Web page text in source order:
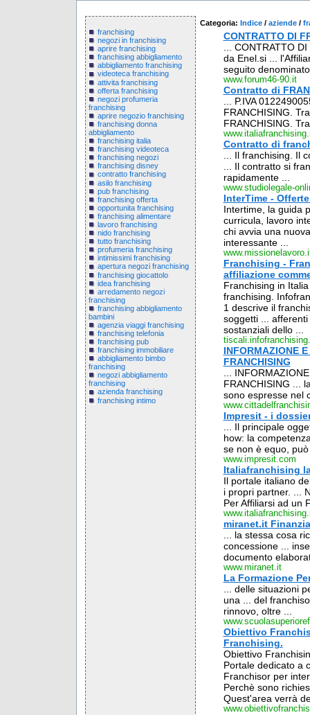
franchising
negozi in franchising
aprire franchising
franchising abbigliamento
abbigliamento franchising
videoteca franchising
attivita franchising
offerta franchising
negozi profumeria
franchising
aprire negozio franchising
franchising donna
abbigliamento
franchising italia
franchising videoteca
franchising negozi
franchising disney
contratto franchising
asilo franchising
pub franchising
franchising offerta
opportunita franchising
franchising alimentare
lavoro franchising
nido franchising
tutto franchising
profumeria franchising
intimissimi franchising
apertura negozi franchising
franchising giocattolo
idea franchising
arredamento negozi
franchising
franchising abbigliamento
bambini
agenzia viaggi franchising
franchising telefonia
franchising pub
franchising immobiliare
abbigliamento bimbo
franchising
negozi abbigliamento
franchising
azienda franchising
franchising intimo
Categoria: Indice / aziende /
CONTRATTO DI
... CONTRATTO
da Enel.si ...
seguito
www.forum46-90.it
Contratto di
... P.IVA
FRANCHISING.
FRANCHISING.
Contratto di
... Il franchising. Il
... Il contratto si
rapidamente ...
www.studiolegale-
InterTime -
Intertime, la guida
curricula, lavoro
chi avvia una
interessante ...
Franchising -
affiliazione
Franchising in
franchising.
1 descrive il
soggetti ...
sostanziali dello ...
INFORMAZIONE
FRANCHISING
...
FRANCHISING ...
sono espresse nel
Impresit - i
... Il principale
how: la
se non è equo,
www.impresit.com
Italiafranchising
Il portale italiano
i propri partner. ...
Per Affiliarsi ad un
miranet.it
... la stessa cosa
concessione ...
documento
www.miranet.it
La Formazione
... delle situazioni
una ... del
rinnovo, oltre ...
Obiettivo
Franchising.
Obiettivo
Portale dedicato a
Franchisor per
Perchè sono
Quest'area verrà